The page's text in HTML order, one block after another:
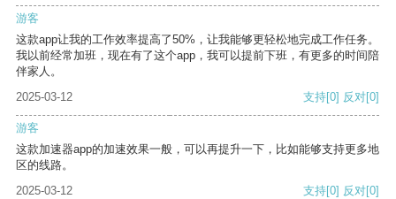
游客
这款app让我的工作效率提高了50%，让我能够更轻松地完成工作任务。
我以前经常加班，现在有了这个app，我可以提前下班，有更多的时间陪
伴家人。
2025-03-12
支持[0] 反对[0]
游客
这款加速器app的加速效果一般，可以再提升一下，比如能够支持更多地
区的线路。
2025-03-12
支持[0] 反对[0]